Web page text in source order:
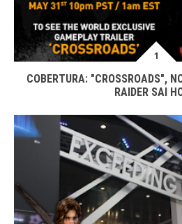
COBERTURA: "CROSSROADS",
RAIDER SAI